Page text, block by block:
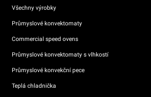
Všechny výrobky
Průmyslové konvektomaty
Commercial speed ovens
Průmyslové konvektomaty s vlhkostí
Průmyslové konvekční pece
Teplá chladnička